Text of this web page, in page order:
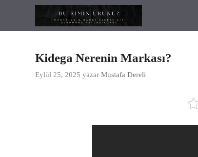
Kidega Nerenin Markası?
Eylül 25, 2025 yazar Mustafa Dereli